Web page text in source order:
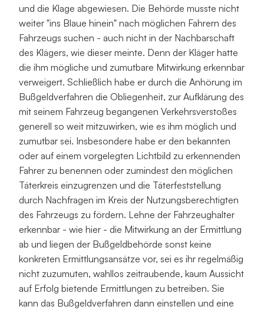
und die Klage abgewiesen. Die Behörde musste nicht
weiter "ins Blaue hinein" nach möglichen Fahrern des
Fahrzeugs suchen - auch nicht in der Nachbarschaft
des Klägers, wie dieser meinte. Denn der Kläger hatte
die ihm mögliche und zumutbare Mitwirkung erkennbar
verweigert. Schließlich habe er durch die Anhörung im
Bußgeldverfahren die Obliegenheit, zur Aufklärung des
mit seinem Fahrzeug begangenen Verkehrsverstoßes
generell so weit mitzuwirken, wie es ihm möglich und
zumutbar sei. Insbesondere habe er den bekannten
oder auf einem vorgelegten Lichtbild zu erkennenden
Fahrer zu benennen oder zumindest den möglichen
Täterkreis einzugrenzen und die Täterfeststellung
durch Nachfragen im Kreis der Nutzungsberechtigten
des Fahrzeugs zu fördern. Lehne der Fahrzeughalter
erkennbar - wie hier - die Mitwirkung an der Ermittlung
ab und liegen der Bußgeldbehörde sonst keine
konkreten Ermittlungsansätze vor, sei es ihr regelmäßig
nicht zuzumuten, wahllos zeitraubende, kaum Aussicht
auf Erfolg bietende Ermittlungen zu betreiben. Sie
kann das Bußgeldverfahren dann einstellen und eine